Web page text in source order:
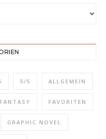
5/5 ALLGEMEIN
FANTASY FAVORITEN
GRAPHIC NOVEL